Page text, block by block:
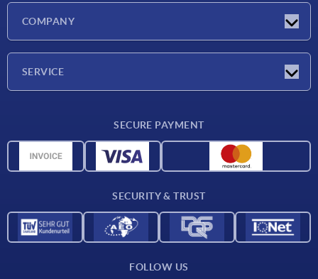
COMPANY
SERVICE
CAD data
SECURE PAYMENT
SECURITY & TRUST
FOLLOW US